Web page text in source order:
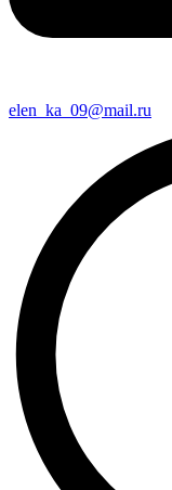
elen_ka_09@mail.ru